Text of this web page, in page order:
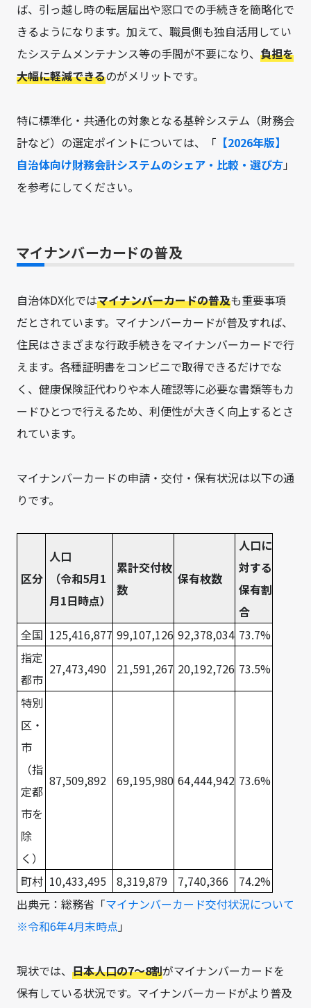
ば、引っ越し時の転居届出や窓口での手続きを簡略化で
きるようになります。加えて、職員側も独自活用してい
たシステムメンテナンス等の手間が不要になり、 負担を
大幅に軽減できるのがメリットです。
特に標準化・共通化の対象となる基幹システム（財務会
計など）の選定ポイントについては、「 【2026年版】
自治体向け財務会計システムのシェア・比較・選び方」
を参考にしてください。
マイナンバーカードの普及
自治体DX化ではマイナンバーカードの普及も重要事項
だとされています。マイナンバーカードが普及すれば、
住民はさまざまな行政手続きをマイナンバーカードで行
えます。各種証明書をコンビニで取得できるだけでな
く、健康保険証代わりや本人確認等に必要な書類等もカ
ードひとつで行えるため、利便性が大きく向上するとさ
れています。
マイナンバーカードの申請・交付・保有状況は以下の通
りです。
区分
人口
（令和5月1
月1日時点）
累計交付枚
数
保有枚数
人口に
対する
保有割
合
全国 125,416,877 99,107,126 92,378,034 73.7%
指定
都市
27,473,490 21,591,267 20,192,726 73.5%
特別
区・
市
（指
定都
市を
除
く）
87,509,892 69,195,980 64,444,942 73.6%
町村 10,433,495 8,319,879 7,740,366
74.2%
出典元：総務省「マイナンバーカード交付状況について
※令和6年4月末時点 」
現状では、 日本人口の7〜8割がマイナンバーカードを
保有している状況です。マイナンバーカードがより普及